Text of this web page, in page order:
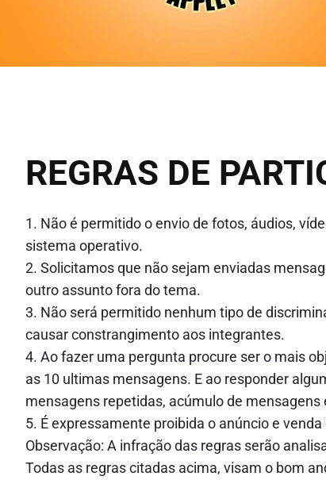
REGRAS DE
1. Não é permitido o envio de fotos, áudios,
sistema operativo.
2. Solicitamos que não sejam enviadas
outro assunto fora do tema.
3. Não será permitido nenhum tipo de
causar constrangimento aos integrantes.
4. Ao fazer uma pergunta procure ser o mais
as 10 ultimas mensagens. E ao responder
mensagens repetidas, acúmulo de
5. É expressamente proibida o anúncio e
Observação: A infração das regras serão
Todas as regras citadas acima, visam o bom